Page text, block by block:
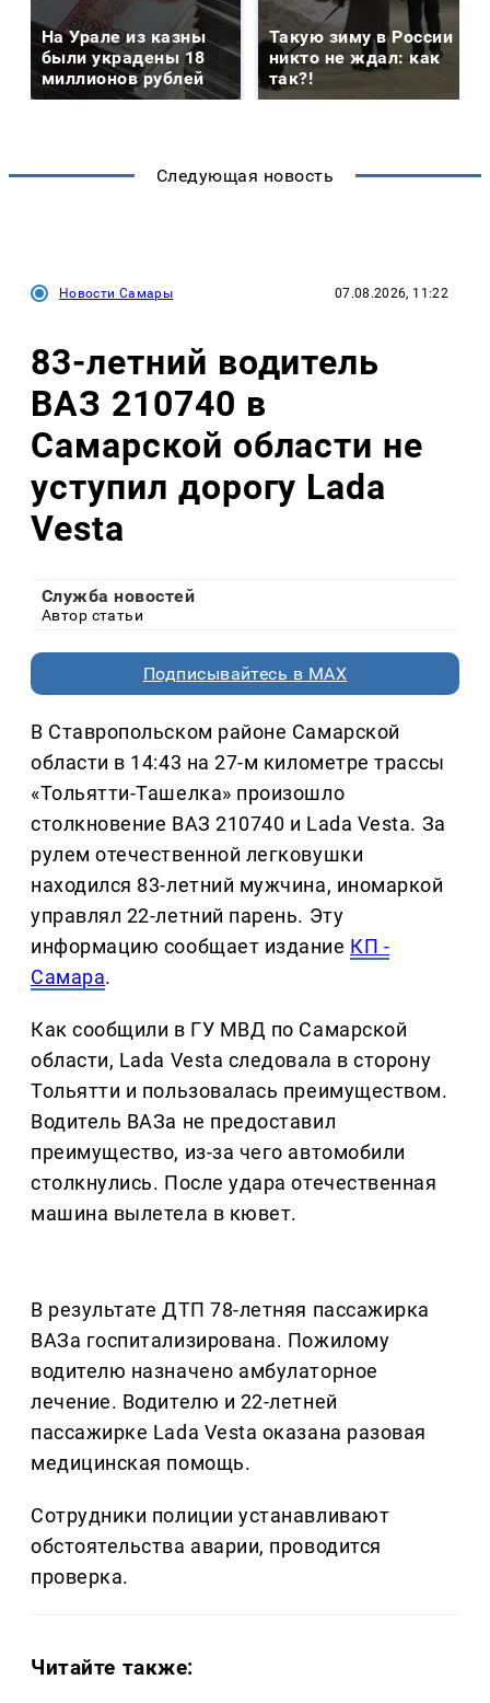
На Урале из казны
были украдены 18
миллионов рублей
Такую зиму в России
никто не ждал: как
так?!
Следующая новость
Новости Самары 07.08.2026, 11:22
83-летний водитель
ВАЗ 210740 в
Самарской области не
уступил дорогу Lada
Vesta
Служба новостей
Автор статьи
Подписывайтесь в MAX
В Ставропольском районе Самарской
области в 14:43 на 27-м километре трассы
«Тольятти-Ташелка» произошло
столкновение ВАЗ 210740 и Lada Vesta. За
рулем отечественной легковушки
находился 83-летний мужчина, иномаркой
управлял 22-летний парень. Эту
информацию сообщает издание КП -
Самара.
Как сообщили в ГУ МВД по Самарской
области, Lada Vesta следовала в сторону
Тольятти и пользовалась преимуществом.
Водитель ВАЗа не предоставил
преимущество, из-за чего автомобили
столкнулись. После удара отечественная
машина вылетела в кювет.
В результате ДТП 78-летняя пассажирка
ВАЗа госпитализирована. Пожилому
водителю назначено амбулаторное
лечение. Водителю и 22-летней
пассажирке Lada Vesta оказана разовая
медицинская помощь.
Сотрудники полиции устанавливают
обстоятельства аварии, проводится
проверка.
Читайте также: